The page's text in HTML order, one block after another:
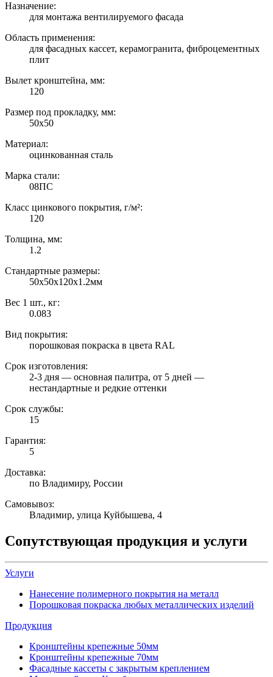
Назначение:
для монтажа вентилируемого фасада
Область применения:
для фасадных кассет, керамогранита, фиброцементных
плит
Вылет кронштейна, мм:
120
Размер под прокладку, мм:
50х50
Материал:
оцинкованная сталь
Марка стали:
08ПС
Класс цинкового покрытия, г/м²:
120
Толщина, мм:
1.2
Стандартные размеры:
50х50х120х1.2мм
Вес 1 шт., кг:
0.083
Вид покрытия:
порошковая покраска в цвета RAL
Срок изготовления:
2-3 дня — основная палитра, от 5 дней —
нестандартные и редкие оттенки
Срок службы:
15
Гарантия:
5
Доставка:
по Владимиру, России
Самовывоз:
Владимир, улица Куйбышева, 4
Сопутствующая продукция и услуги
Услуги
Нанесение полимерного покрытия на металл
Порошковая покраска любых металлических изделий
Продукция
Кронштейны крепежные 50мм
Кронштейны крепежные 70мм
Фасадные кассеты с закрытым креплением